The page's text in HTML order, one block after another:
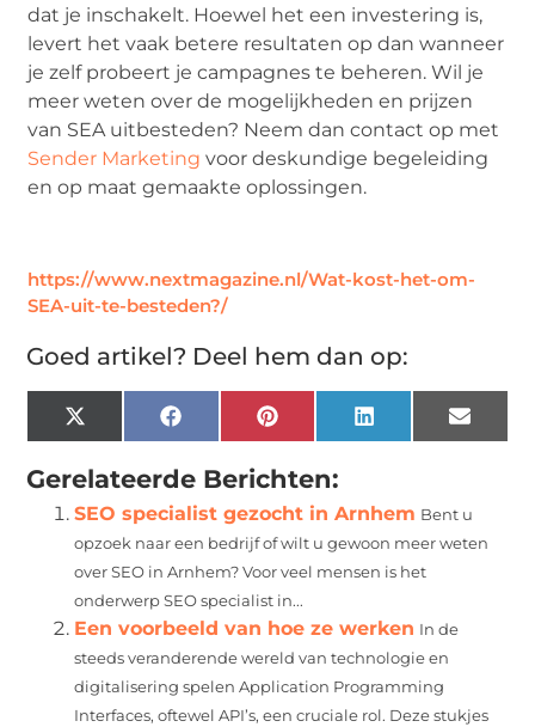
dat je inschakelt. Hoewel het een investering is,
levert het vaak betere resultaten op dan wanneer
je zelf probeert je campagnes te beheren. Wil je
meer weten over de mogelijkheden en prijzen
van SEA uitbesteden? Neem dan contact op met
Sender Marketing voor deskundige begeleiding
en op maat gemaakte oplossingen.
https://www.nextmagazine.nl/Wat-kost-het-om-
SEA-uit-te-besteden?/
Goed artikel? Deel hem dan op:
X
(Twitter)
FacebookPinterest LinkedIn Email
Gerelateerde Berichten:
SEO specialist gezocht in Arnhem Bent u
opzoek naar een bedrijf of wilt u gewoon meer weten
over SEO in Arnhem? Voor veel mensen is het
onderwerp SEO specialist in...
Een voorbeeld van hoe ze werken In de
steeds veranderende wereld van technologie en
digitalisering spelen Application Programming
Interfaces, oftewel API’s, een cruciale rol. Deze stukjes